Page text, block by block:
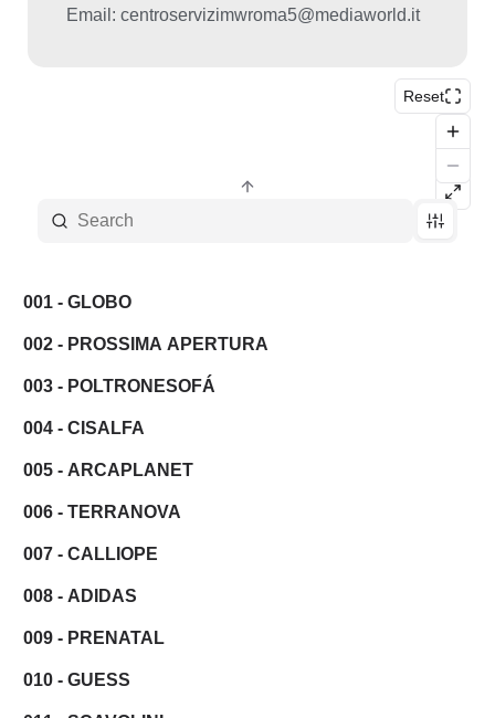
Email: centroservizimwroma5@mediaworld.it